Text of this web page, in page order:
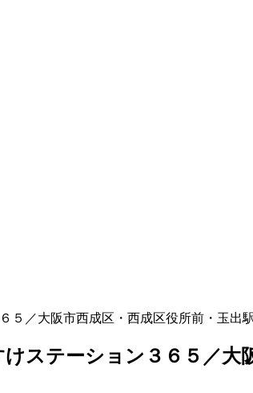
５／大阪市西成区・西成区役所前・玉出
ステーション３６５／大